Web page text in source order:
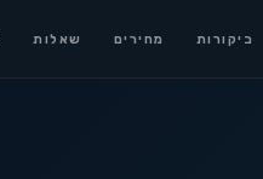
ביקורות מחירים שאלות